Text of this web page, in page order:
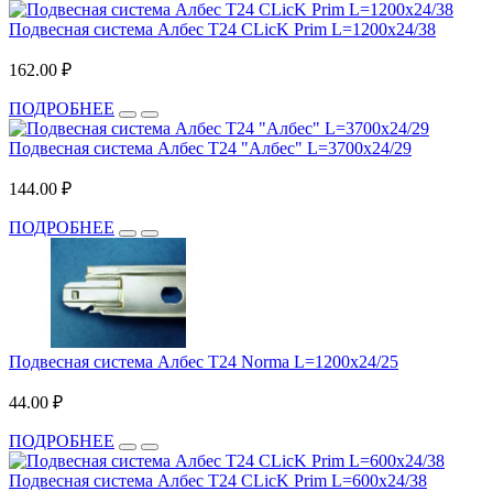
Подвесная система Албес T24 CLicK Prim L=1200х24/38
162.00 ₽
ПОДРОБНЕЕ
Подвесная система Албес T24 "Албес" L=3700х24/29
144.00 ₽
ПОДРОБНЕЕ
Подвесная система Албес T24 Norma L=1200х24/25
44.00 ₽
ПОДРОБНЕЕ
Подвесная система Албес T24 CLicK Prim L=600х24/38